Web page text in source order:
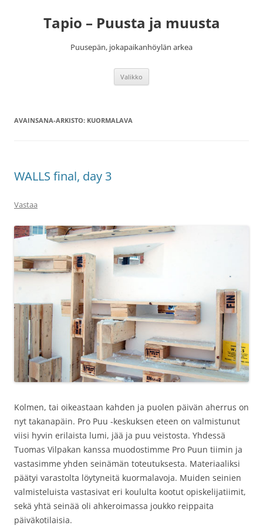
Tapio – Puusta ja muusta
Puusepän, jokapaikanhöylän arkea
Valikko
AVAINSANA-ARKISTO: KUORMALAVA
WALLS final, day 3
Vastaa
Kolmen, tai oikeastaan kahden ja puolen päivän aherrus on
nyt takanapäin. Pro Puu -keskuksen eteen on valmistunut
viisi hyvin erilaista lumi, jää ja puu veistosta. Yhdessä
Tuomas Vilpakan kanssa muodostimme Pro Puun tiimin ja
vastasimme yhden seinämän toteutuksesta. Materiaaliksi
päätyi varastolta löytyneitä kuormalavoja. Muiden seinien
valmisteluista vastasivat eri koululta kootut opiskelijatiimit,
sekä yhtä seinää oli ahkeroimassa joukko reippaita
päiväkotilaisia.